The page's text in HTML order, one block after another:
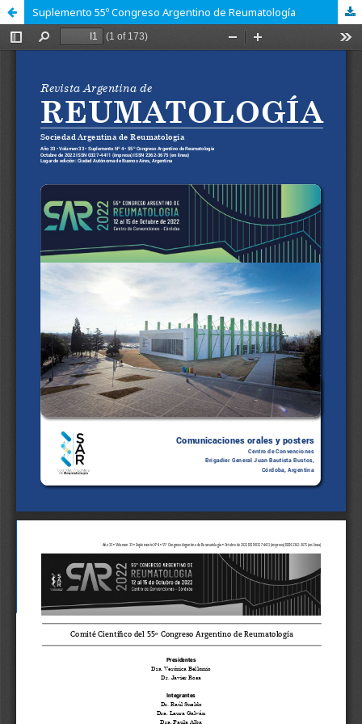
Suplemento 55º Congreso Argentino de Reumatología